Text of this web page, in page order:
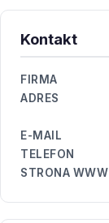
Kontakt
FIRMA
ADRES
E-MAIL
TELEFON
STRONA WWW